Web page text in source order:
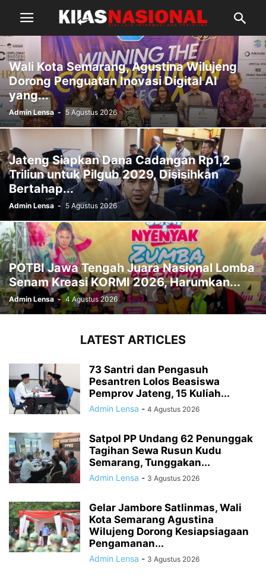
Wali Kota Semarang, Agustina Wilujeng
Dorong Penguatan Inovasi Digital AI
yang...
Admin Lensa - 5 Agustus 2026
Jateng Siapkan Dana Cadangan Rp1,2
Triliun untuk Pilgub 2029, Disisihkan
Bertahap...
Admin Lensa - 5 Agustus 2026
POTBI Jawa Tengah Juara Nasional Lomba
Senam Kreasi KORMI 2026, Harumkan...
Admin Lensa - 4 Agustus 2026
LATEST ARTICLES
73 Santri dan Pengasuh
Pesantren Lolos Beasiswa
Pemprov Jateng, 15 Kuliah...
Admin Lensa - 4 Agustus 2026
Satpol PP Undang 62 Penunggak
Tagihan Sewa Rusun Kudu
Semarang, Tunggakan...
Admin Lensa - 3 Agustus 2026
Gelar Jambore Satlinmas, Wali
Kota Semarang Agustina
Wilujeng Dorong Kesiapsiagaan
Pengamanan...
Admin Lensa - 3 Agustus 2026